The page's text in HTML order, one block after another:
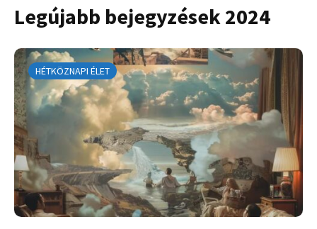
Legújabb bejegyzések 2024
HÉTKÖZNAPI ÉLET